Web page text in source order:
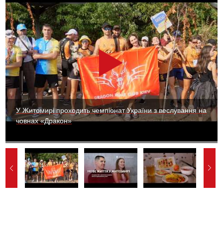
У Житомирі проходить чемпіонат України з веслування на
човнах «Дракон»